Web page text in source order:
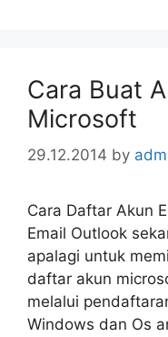
Cara Buat
Microsoft
29.12.2014 by
Cara Daftar Akun
Email Outlook
apalagi untuk
daftar akun
melalui
Windows dan Os